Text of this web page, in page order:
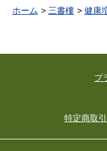
ホーム 三書樓 健康
プ
特定商取